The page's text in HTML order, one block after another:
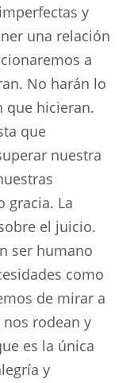
y
una relación
a
No harán lo
que hicieran.
que
nuestra
gracia. La
el juicio.
ser humano
como
de mirar a
rodean y
es la única
y